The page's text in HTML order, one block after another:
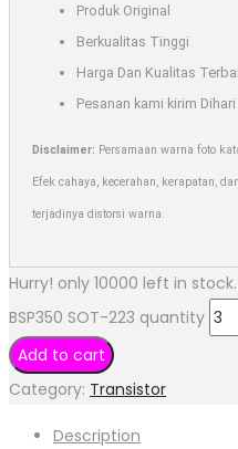
Produk Original
Berkualitas Tinggi
Harga Dan Kualitas
Pesanan kami kirim Dihari
Disclaimer: Persamaan warna foto
Efek cahaya, kecerahan, kerapatan,
terjadinya distorsi warna.
Hurry! only 10000 left in stock.
BSP350 SOT-223 quantity
Add to cart
Category: Transistor
Description